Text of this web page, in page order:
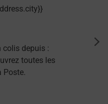
colis depuis :
toutes les
Poste.